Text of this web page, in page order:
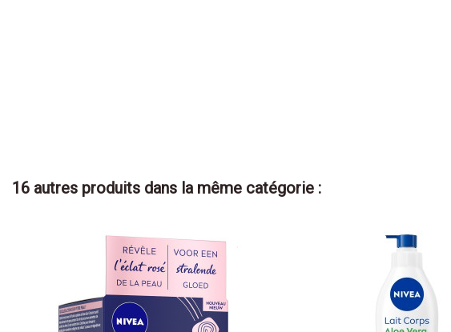
16 autres produits dans la même catégorie :